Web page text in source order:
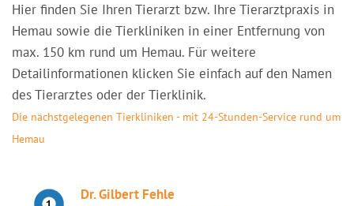
Hier finden Sie Ihren Tierarzt bzw. Ihre Tierarztpraxis in
Hemau sowie die Tierkliniken in einer Entfernung von
max. 150 km rund um Hemau. Für weitere
Detailinformationen klicken Sie einfach auf den Namen
des Tierarztes oder der Tierklinik.
Die nächstgelegenen Tierkliniken - mit 24-Stunden-Service rund um
Hemau
Dr. Gilbert Fehle